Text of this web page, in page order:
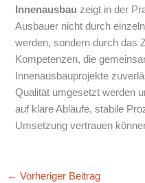
Innenausbau zeigt in der
Ausbauer nicht durch
werden, sondern durch das
Kompetenzen, die
Innenausbauprojekte
Qualität umgesetzt werden
auf klare Abläufe, stabile
Umsetzung vertrauen
← Vorheriger Beitrag